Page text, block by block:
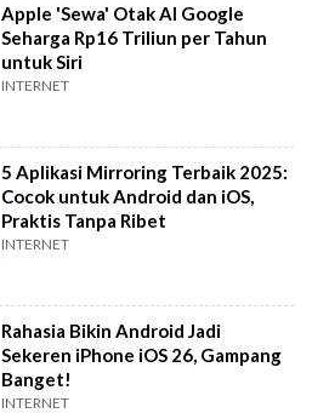
Apple 'Sewa' Otak AI Google
Seharga Rp16 Triliun per Tahun
untuk Siri
INTERNET
5 Aplikasi Mirroring Terbaik 2025:
Cocok untuk Android dan iOS,
Praktis Tanpa Ribet
INTERNET
Rahasia Bikin Android Jadi
Sekeren iPhone iOS 26, Gampang
Banget!
INTERNET